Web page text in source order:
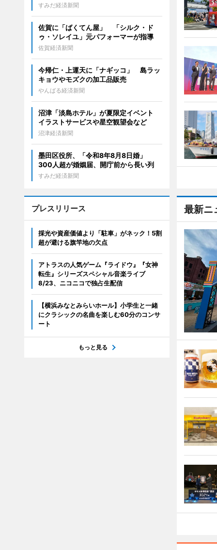
最新ニ
すみだ経済新聞
佐賀に「ばくてん屋」 「シルク・ド
ゥ・ソレイユ」元パフォーマーが指導
佐賀経済新聞
今帰仁・上運天に「ナギッコ」 島ラッ
キョウやモズクの加工品販売
やんばる経済新聞
沼津「淡島ホテル」が夏限定イベント
イラストサービスや星空観望会など
沼津経済新聞
墨田区役所、「令和8年8月8日婚」
300人超が婚姻届、開庁前から長い列
すみだ経済新聞
プレスリリース
採光や資産価値より「駐車」がネック！5割
超が避ける旗竿地の欠点
アトラスの人気ゲーム『ライドウ』『女神
転生』シリーズスペシャル音楽ライブ
8/23、ニコニコで独占生配信
【横浜みなとみらいホール】小学生と一緒
にクラシックの名曲を楽しむ60分のコンサ
ート
もっと見る